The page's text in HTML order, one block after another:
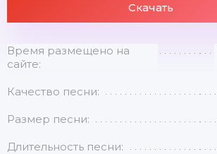
Скачать
Время размещено на
сайте:
Качество песни:
Размер песни:
Длительность песни: